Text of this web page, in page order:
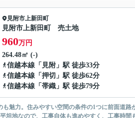
見附市上新田町
見附市上新田町 売土地
960万円
264.48㎡ (-)
信越本線 「 見附 」駅 徒歩33分
信越本線 「 押切 」駅 徒歩62分
信越本線 「 帯織 」駅 徒歩79分
魅力。住みやすい空間の条件の1つに前面道
坦地なので、工事自体も進めやすく、工事時